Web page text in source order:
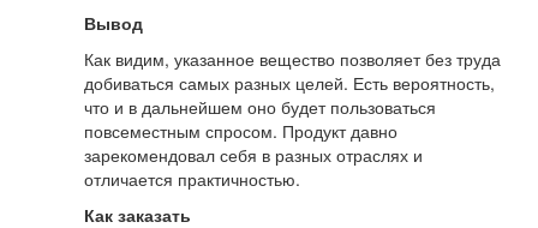
Вывод
Как видим, указанное вещество позволяет без труда
добиваться самых разных целей. Есть вероятность,
что и в дальнейшем оно будет пользоваться
повсеместным спросом. Продукт давно
зарекомендовал себя в разных отраслях и
отличается практичностью.
Как заказать